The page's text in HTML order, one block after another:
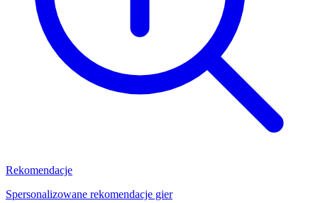
Rekomendacje
Spersonalizowane rekomendacje gier